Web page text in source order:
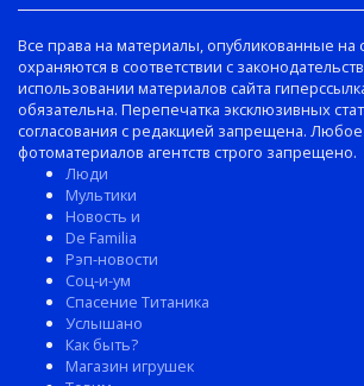
Все права на материалы, опубликованные на
охраняются в соответствии с
использовании материалов сайта
обязательна. Перепечатка эксклюзивных
согласования с редакцией запрещена.
фотоматериалов агентств строго запрещено.
Люди
Мультики
Новость и
De Familia
Рэп-новости
Соц-и-ум
Спасение Титаника
Услышано
Как быть?
Магазин игрушек